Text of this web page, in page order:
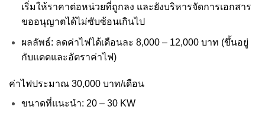
เริ่มให้ราคาต่อหน่วยที่ถูกลง และยังบริหารจัดการเอกสาร
ขออนุญาตได้ไม่ซับซ้อนเกินไป
ผลลัพธ์: ลดค่าไฟได้เดือนละ 8,000 – 12,000 บาท (ขึ้นอยู่
กับแดดและอัตราค่าไฟ)
ค่าไฟประมาณ 30,000 บาท/เดือน
ขนาดที่แนะนำ: 20 – 30 KW